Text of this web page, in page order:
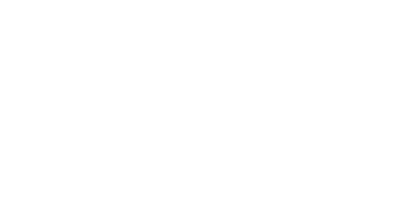
chi phí như: